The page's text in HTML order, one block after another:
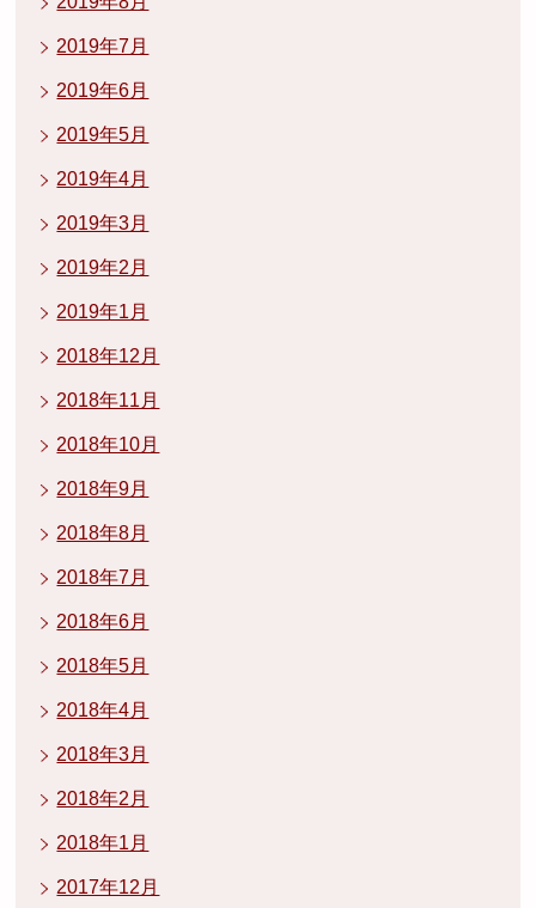
2019年7月
2019年6月
2019年5月
2019年4月
2019年3月
2019年2月
2019年1月
2018年12月
2018年11月
2018年10月
2018年9月
2018年8月
2018年7月
2018年6月
2018年5月
2018年4月
2018年3月
2018年2月
2018年1月
2017年12月